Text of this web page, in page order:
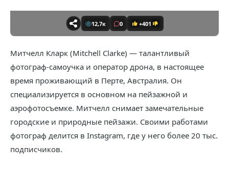
12,7к 0 +401
Митчелл Кларк (Mitchell Clarke) — талантливый
фотограф-самоучка и оператор дрона, в настоящее
время проживающий в Перте, Австралия. Он
специализируется в основном на пейзажной и
аэрофотосъемке. Митчелл снимает замечательные
городские и природные пейзажи. Своими работами
фотограф делится в Instagram, где у него более 20 тыс.
подписчиков.